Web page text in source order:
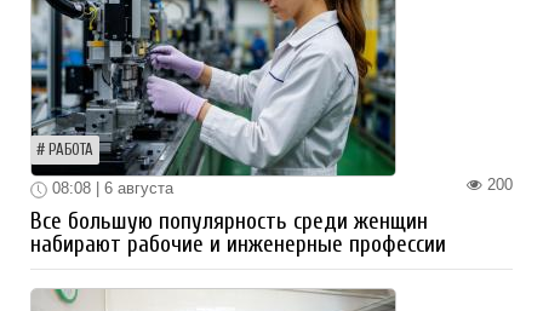
РАБОТА
200
08:08 | 6 августа
Все большую популярность среди женщин
набирают рабочие и инженерные профессии